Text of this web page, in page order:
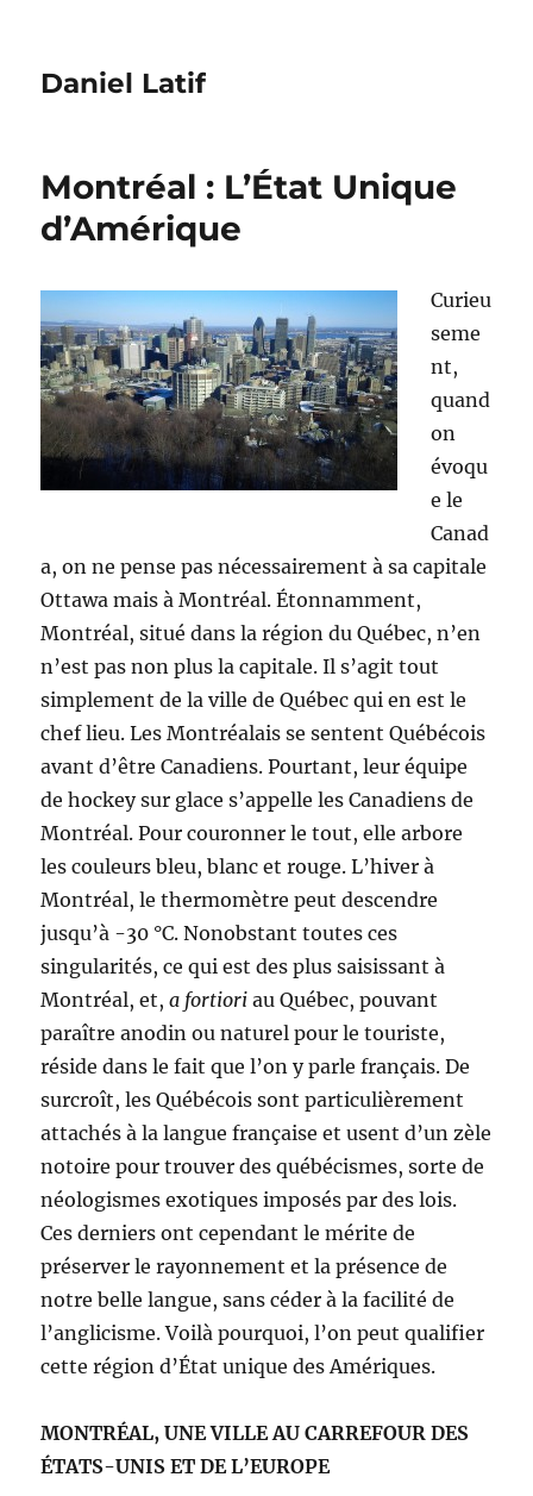
Daniel Latif
Montréal : L’État Unique
d’Amérique
Curieu
seme
nt,
quand
on
évoqu
e le
Canad
a, on ne pense pas nécessairement à sa capitale
Ottawa mais à Montréal. Étonnamment,
Montréal, situé dans la région du Québec, n’en
n’est pas non plus la capitale. Il s’agit tout
simplement de la ville de Québec qui en est le
chef lieu. Les Montréalais se sentent Québécois
avant d’être Canadiens. Pourtant, leur équipe
de hockey sur glace s’appelle les Canadiens de
Montréal. Pour couronner le tout, elle arbore
les couleurs bleu, blanc et rouge. L’hiver à
Montréal, le thermomètre peut descendre
jusqu’à -30 °C. Nonobstant toutes ces
singularités, ce qui est des plus saisissant à
Montréal, et,a fortiori au Québec, pouvant
paraître anodin ou naturel pour le touriste,
réside dans le fait que l’on y parle français. De
surcroît, les Québécois sont particulièrement
attachés à la langue française et usent d’un zèle
notoire pour trouver des québécismes, sorte de
néologismes exotiques imposés par des lois.
Ces derniers ont cependant le mérite de
préserver le rayonnement et la présence de
notre belle langue, sans céder à la facilité de
l’anglicisme. Voilà pourquoi, l’on peut qualifier
cette région d’État unique des Amériques.
MONTRÉAL, UNE VILLE AU CARREFOUR DES
ÉTATS-UNIS ET DE L’EUROPE